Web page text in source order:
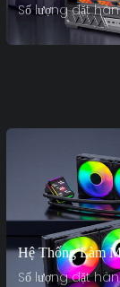
Số lượng đặt
Hệ Thống Làm
Số lượng đặt